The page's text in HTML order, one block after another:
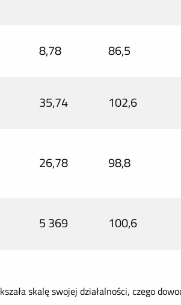
8,78 86,5
35,74 102,6
26,78 98,8
5 369 100,6
skalę swojej działalności, czego